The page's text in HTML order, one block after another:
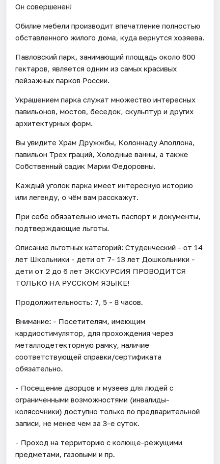
Он совершенен!
Обилие мебели производит впечатление полностью
обставленного жилого дома, куда вернутся хозяева.
Павловский парк, занимающий площадь около 600
гектаров, является одним из самых красивых
пейзажных парков России.
Украшением парка служат множество интересных
павильонов, мостов, беседок, скульптур и других
архитектурных форм.
Вы увидите Храм Дружжбы, Колоннаду Аполлона,
павильон Трех граций, Холодные ванны, а также
Собственный садик Марии Федоровны.
Каждый уголок парка имеет интересную историю
или легенду, о чём вам расскажут.
При себе обязательно иметь паспорт и документы,
подтверждающие льготы.
Описание льготных категорий: Студенческий - от 14
лет Школьники - дети от 7- 13 лет Дошкольники -
дети от 2 до 6 лет ЭКСКУРСИЯ ПРОВОДИТСЯ
ТОЛЬКО НА РУССКОМ ЯЗЫКЕ!
Продолжительность: 7, 5 - 8 часов.
Внимание: - Посетителям, имеющим
кардиостимулятор, для прохождения через
металлодетекторную рамку, наличие
соответствующей справки/сертификата
обязательно.
- Посещение дворцов и музеев для людей с
ограниченными возможностями (инвалиды-
колясочники) доступно только по предварительной
записи, не менее чем за 3-е суток.
- Проход на территорию с колюще-режущими
предметами, газовыми и пр.